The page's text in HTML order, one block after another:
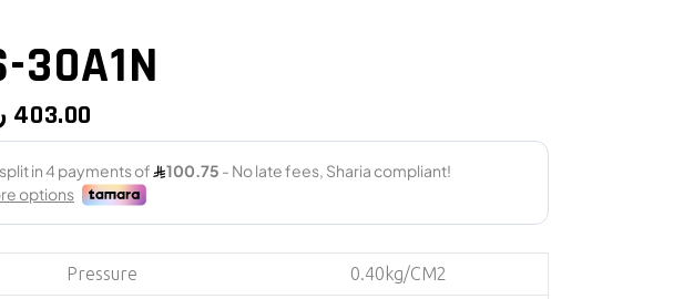
30A1N
403.00
Pressure 0.40kg/CM2